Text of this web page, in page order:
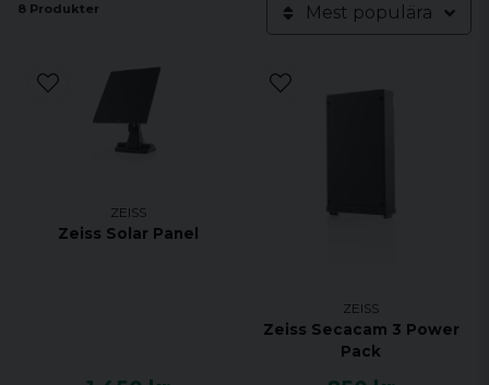
8 Produkter Mest populära
ZEISS
Zeiss Solar Panel
ZEISS
Zeiss Secacam 3 Power
Pack